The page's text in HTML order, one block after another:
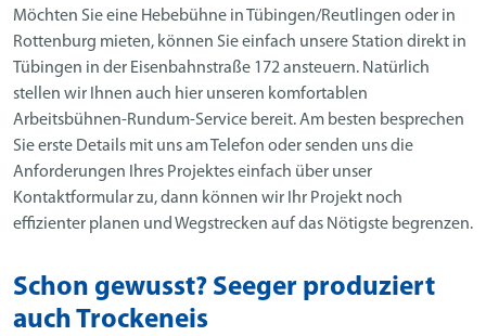
Möchten Sie eine Hebebühne in Tübingen/Reutlingen oder in
Rottenburg mieten, können Sie einfach unsere Station direkt in
Tübingen in der Eisenbahnstraße 172 ansteuern. Natürlich
stellen wir Ihnen auch hier unseren komfortablen
Arbeitsbühnen-Rundum-Service bereit. Am besten besprechen
Sie erste Details mit uns am Telefon oder senden uns die
Anforderungen Ihres Projektes einfach über unser
Kontaktformular zu, dann können wir Ihr Projekt noch
effizienter planen und Wegstrecken auf das Nötigste begrenzen.
Schon gewusst? Seeger produziert
auch Trockeneis